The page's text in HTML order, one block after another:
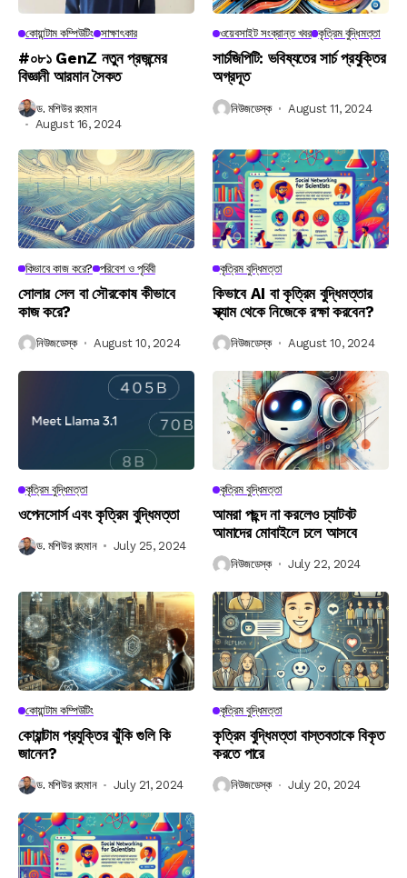
কোয়ান্টাম কম্পিউটিং সাক্ষাৎকার
#০৮১ GenZ নতুন প্রজন্মের
বিজ্ঞানী আরমান সৈকত
ড. মশিউর রহমান
August 16, 2024
ওয়েবসাইট সংক্রান্ত খবর কৃত্রিম বুদ্ধিমত্তা
সার্চজিপিটি: ভবিষ্যতের সার্চ প্রযুক্তির
অগ্রদূত
নিউজডেস্ক August 11, 2024
কিভাবে কাজ করে? পরিবেশ ও পৃথিবী
সোলার সেল বা সৌরকোষ কীভাবে
কাজ করে?
নিউজডেস্ক August 10, 2024
কৃত্রিম বুদ্ধিমত্তা
কিভাবে AI বা কৃত্রিম বুদ্ধিমত্তার
স্ক্যাম থেকে নিজেকে রক্ষা করবেন?
নিউজডেস্ক August 10, 2024
কৃত্রিম বুদ্ধিমত্তা
ওপেনসোর্স এবং কৃত্রিম বুদ্ধিমত্তা
ড. মশিউর রহমান July 25, 2024
কৃত্রিম বুদ্ধিমত্তা
আমরা পছন্দ না করলেও চ্যাটবট
আমাদের মোবাইলে চলে আসবে
নিউজডেস্ক July 22, 2024
কোয়ান্টাম কম্পিউটিং
কোয়ান্টাম প্রযুক্তির ঝুঁকি গুলি কি
জানেন?
ড. মশিউর রহমান July 21, 2024
কৃত্রিম বুদ্ধিমত্তা
কৃত্রিম বুদ্ধিমত্তা বাস্তবতাকে বিকৃত
করতে পারে
নিউজডেস্ক July 20, 2024